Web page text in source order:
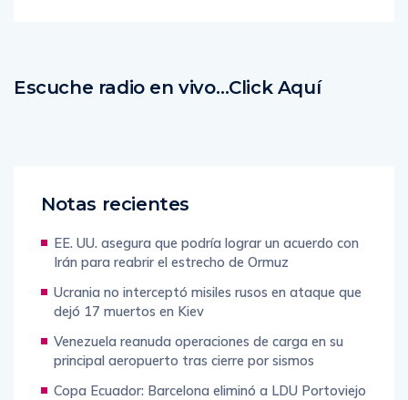
Escuche radio en vivo…Click Aquí
Notas recientes
EE. UU. asegura que podría lograr un acuerdo con
Irán para reabrir el estrecho de Ormuz
Ucrania no interceptó misiles rusos en ataque que
dejó 17 muertos en Kiev
Venezuela reanuda operaciones de carga en su
principal aeropuerto tras cierre por sismos
Copa Ecuador: Barcelona eliminó a LDU Portoviejo